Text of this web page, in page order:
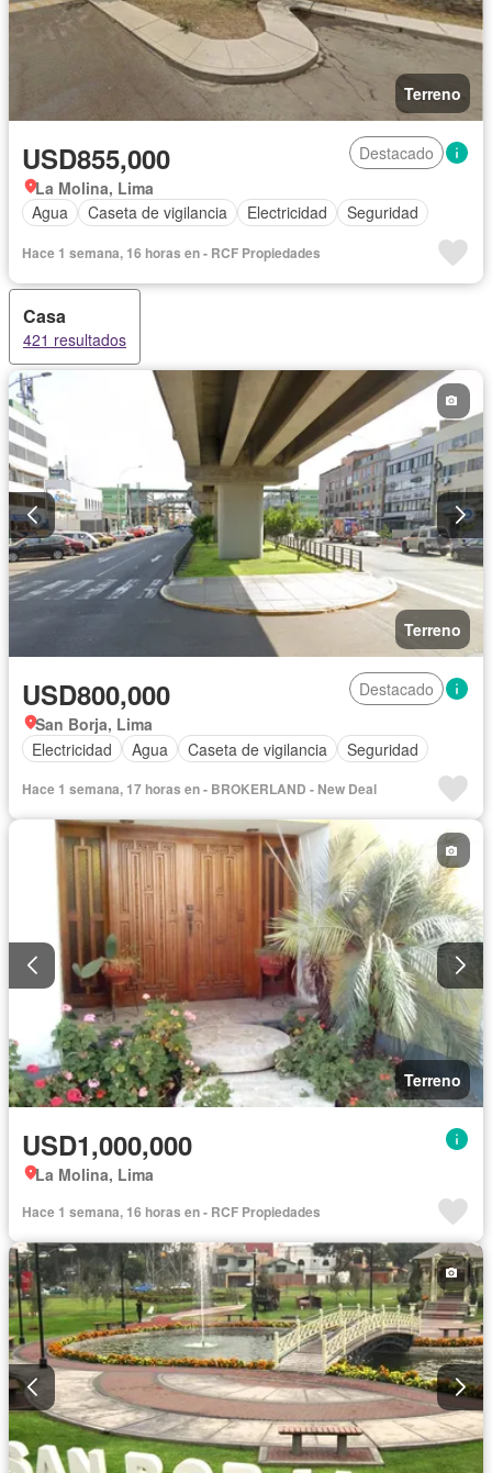
Terreno
USD855,000
Destacado
La Molina, Lima
Agua
Caseta de vigilancia Electricidad Seguridad
Hace 1 semana, 16 horas en - RCF Propiedades
Casa
421 resultados
Terreno
USD800,000
Destacado
San Borja, Lima
Electricidad
Agua Caseta de vigilancia Seguridad
Hace 1 semana, 17 horas en - BROKERLAND - New Deal
Terreno
USD1,000,000
La Molina, Lima
Hace 1 semana, 16 horas en - RCF Propiedades